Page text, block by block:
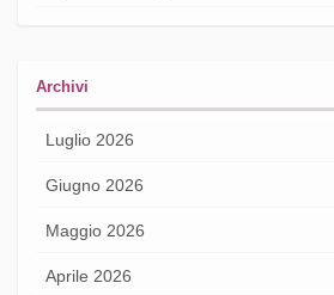
Archivi
Luglio 2026
Giugno 2026
Maggio 2026
Aprile 2026